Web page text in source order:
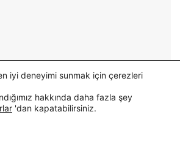
iyi deneyimi sunmak için çerezleri
hakkında daha fazla şey
'dan kapatabilirsiniz.
çok isterim, lütfen